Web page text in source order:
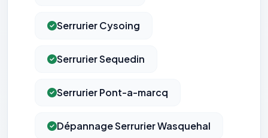
Serrurier Cysoing
Serrurier Sequedin
Serrurier Pont-a-marcq
Dépannage Serrurier Wasquehal